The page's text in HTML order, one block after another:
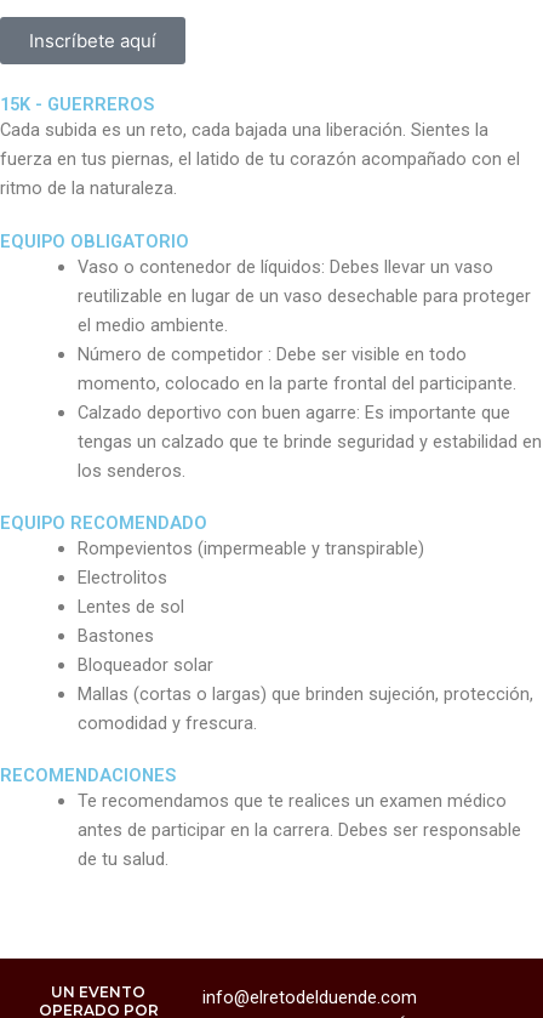
Inscríbete aquí
15K - GUERREROS
Cada subida es un reto, cada bajada una liberación. Sientes la
fuerza en tus piernas, el latido de tu corazón acompañado con el
ritmo de la naturaleza.
EQUIPO OBLIGATORIO
Vaso o contenedor de líquidos: Debes llevar un vaso
reutilizable en lugar de un vaso desechable para proteger
el medio ambiente.
Número de competidor : Debe ser visible en todo
momento, colocado en la parte frontal del participante.
Calzado deportivo con buen agarre: Es importante que
tengas un calzado que te brinde seguridad y estabilidad en
los senderos.
EQUIPO RECOMENDADO
Rompevientos (impermeable y transpirable)
Electrolitos
Lentes de sol
Bastones
Bloqueador solar
Mallas (cortas o largas) que brinden sujeción, protección,
comodidad y frescura.
RECOMENDACIONES
Te recomendamos que te realices un examen médico
antes de participar en la carrera. Debes ser responsable
de tu salud.
UN EVENTO
OPERADO POR
info@elretodelduende.com